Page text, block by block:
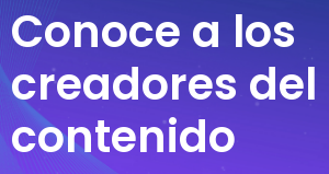
Conoce a los
creadores del
contenido